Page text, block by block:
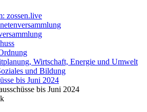
zossen.live
Wirtschaft, Energie und Umwelt
und Bildung
bis Juni 2024
bis Juni 2024